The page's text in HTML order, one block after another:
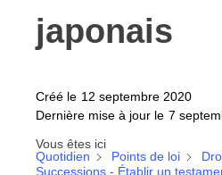
japonais
Créé le 12 septembre 2020
Dernière mise à jour le 7
Vous êtes ici
Quotidien
Points de loi
Successions - Établir un